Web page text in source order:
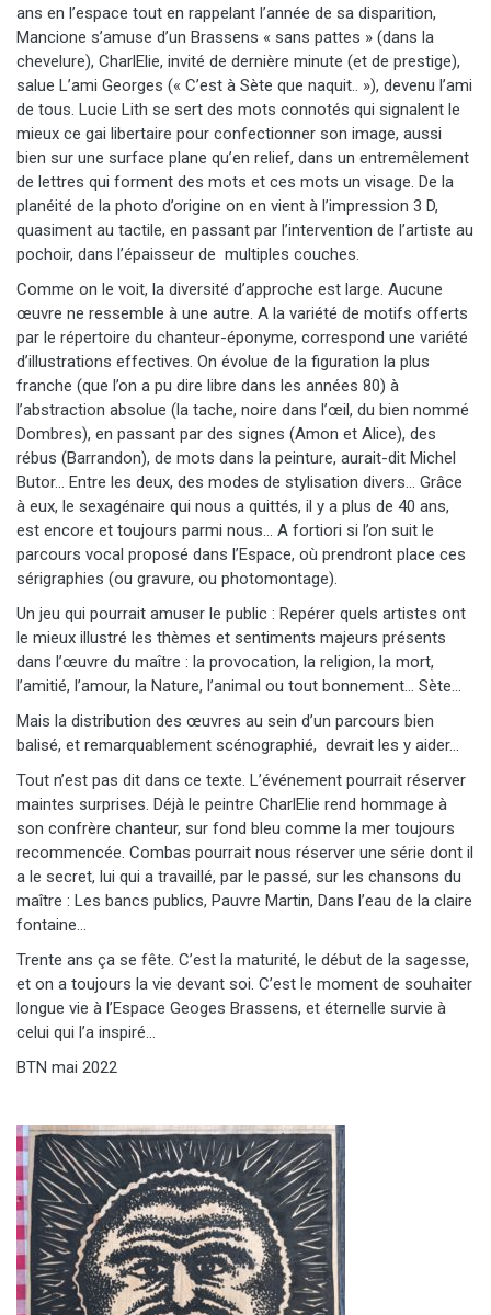
ans en l’espace tout en rappelant l’année de sa disparition,
Mancione s’amuse d’un Brassens « sans pattes » (dans la
chevelure), CharlElie, invité de dernière minute (et de prestige),
salue L’ami Georges (« C’est à Sète que naquit.. »), devenu l’ami
de tous. Lucie Lith se sert des mots connotés qui signalent le
mieux ce gai libertaire pour confectionner son image, aussi
bien sur une surface plane qu’en relief, dans un entremêlement
de lettres qui forment des mots et ces mots un visage. De la
planéité de la photo d’origine on en vient à l’impression 3 D,
quasiment au tactile, en passant par l’intervention de l’artiste au
pochoir, dans l’épaisseur de multiples couches.
Comme on le voit, la diversité d’approche est large. Aucune
œuvre ne ressemble à une autre. A la variété de motifs offerts
par le répertoire du chanteur-éponyme, correspond une variété
d’illustrations effectives. On évolue de la figuration la plus
franche (que l’on a pu dire libre dans les années 80) à
l’abstraction absolue (la tache, noire dans l’œil, du bien nommé
Dombres), en passant par des signes (Amon et Alice), des
rébus (Barrandon), de mots dans la peinture, aurait-dit Michel
Butor… Entre les deux, des modes de stylisation divers… Grâce
à eux, le sexagénaire qui nous a quittés, il y a plus de 40 ans,
est encore et toujours parmi nous… A fortiori si l’on suit le
parcours vocal proposé dans l’Espace, où prendront place ces
sérigraphies (ou gravure, ou photomontage).
Un jeu qui pourrait amuser le public : Repérer quels artistes ont
le mieux illustré les thèmes et sentiments majeurs présents
dans l’œuvre du maître : la provocation, la religion, la mort,
l’amitié, l’amour, la Nature, l’animal ou tout bonnement… Sète…
Mais la distribution des œuvres au sein d’un parcours bien
balisé, et remarquablement scénographié, devrait les y aider…
Tout n’est pas dit dans ce texte. L’événement pourrait réserver
maintes surprises. Déjà le peintre CharlElie rend hommage à
son confrère chanteur, sur fond bleu comme la mer toujours
recommencée. Combas pourrait nous réserver une série dont il
a le secret, lui qui a travaillé, par le passé, sur les chansons du
maître : Les bancs publics, Pauvre Martin, Dans l’eau de la claire
fontaine…
Trente ans ça se fête. C’est la maturité, le début de la sagesse,
et on a toujours la vie devant soi. C’est le moment de souhaiter
longue vie à l’Espace Geoges Brassens, et éternelle survie à
celui qui l’a inspiré…
BTN mai 2022